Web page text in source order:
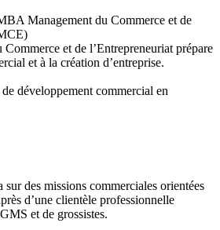
Management du Commerce et de
et de l’Entrepreneuriat prépare
et à la création d’entreprise.
développement commercial en
des missions commerciales orientées
d’une clientèle professionnelle
et de grossistes.